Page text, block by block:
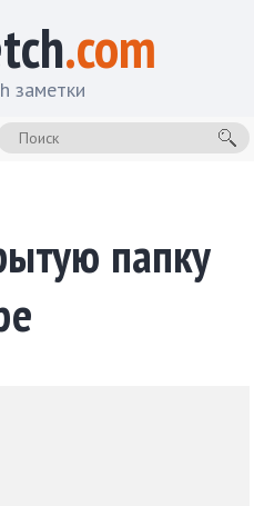
.com
заметки
папку